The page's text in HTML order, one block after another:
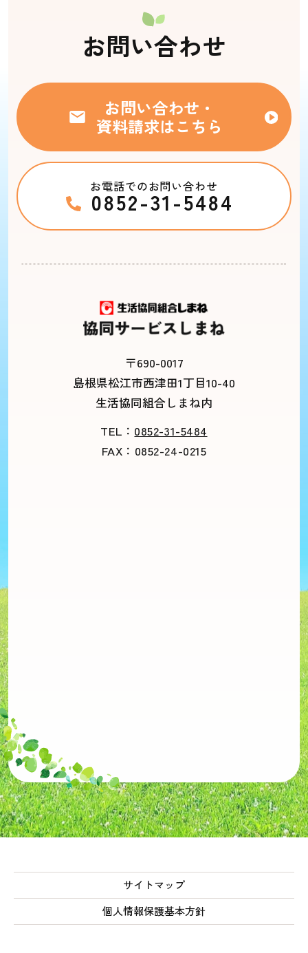
お問い合わせ
お問い合わせ・
資料請求はこちら
お電話でのお問い合わせ
0852-31-5484
〒690-0017
島根県松江市西津田1丁目10-40
生活協同組合しまね内
TEL： 0852-31-5484
FAX：0852-24-0215
サイトマップ
個人情報保護基本方針